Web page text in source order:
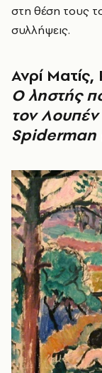
στη θέση τους
συλλήψεις.
Ανρί
Ο ληστής
τον
Spiderman